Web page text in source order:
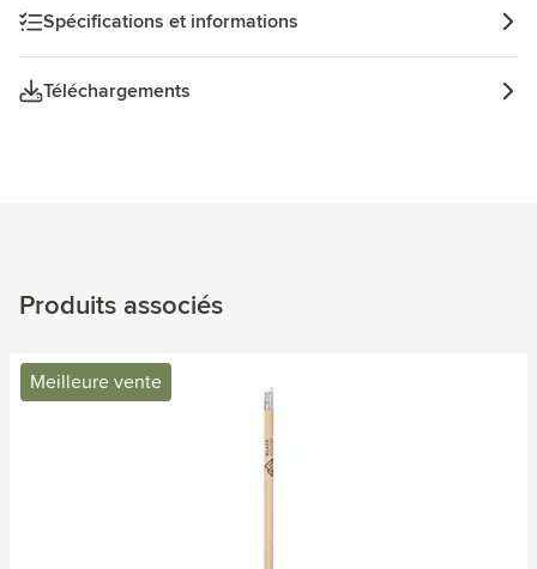
Spécifications et informations
Téléchargements
Produits associés
Meilleure vente